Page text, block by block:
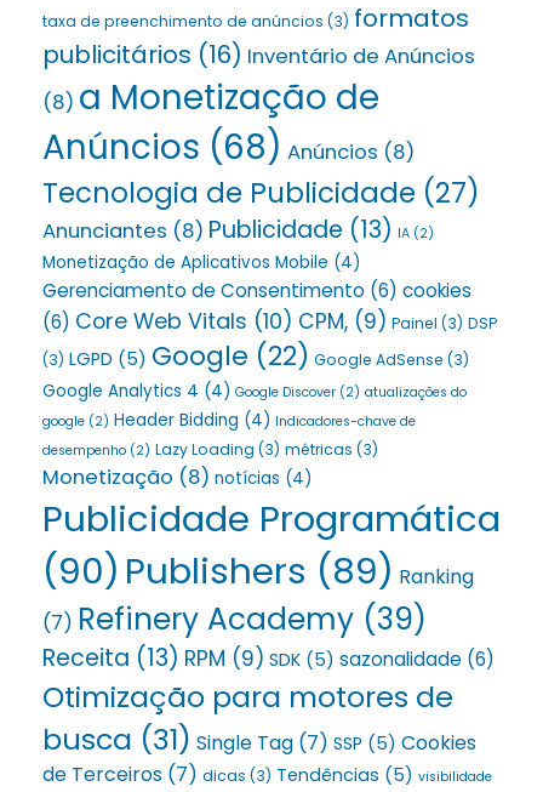
taxa de preenchimento de anúncios (3) formatos
publicitários (16) Inventário de Anúncios
(8) a Monetização de
Anúncios (68) Anúncios (8)
Tecnologia de Publicidade (27)
Anunciantes (8) Publicidade (13) IA (2)
Monetização de Aplicativos Mobile (4)
Gerenciamento de Consentimento (6) cookies
(6) Core Web Vitals (10) CPM, (9) Painel (3) DSP
(3) LGPD (5) Google (22) Google AdSense (3)
Google Analytics 4 (4) Google Discover (2) atualizações do
google (2) Header Bidding (4) Indicadores-chave de
desempenho (2) Lazy Loading (3) métricas (3)
Monetização (8) notícias (4)
Publicidade Programática
(90) Publishers (89) Ranking
(7) Refinery Academy (39)
Receita (13) RPM (9) SDK (5) sazonalidade (6)
Otimização para motores de
busca (31) Single Tag (7) SSP (5) Cookies
de Terceiros (7) dicas (3) Tendências (5) visibilidade